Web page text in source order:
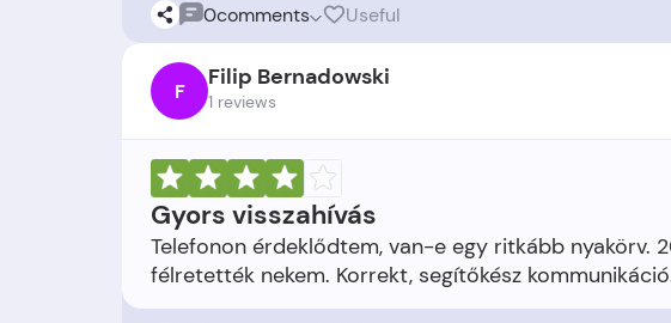
0comments Useful
F Filip Bernadowski
1 reviews
Gyors visszahívás
Telefonon érdeklődtem, van-e egy ritkább nyakörv.